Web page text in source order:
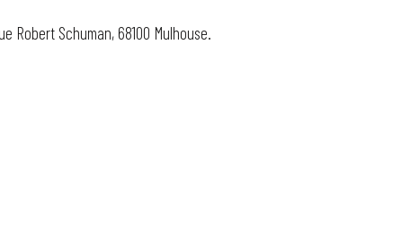
Robert Schuman, 68100 Mulhouse.